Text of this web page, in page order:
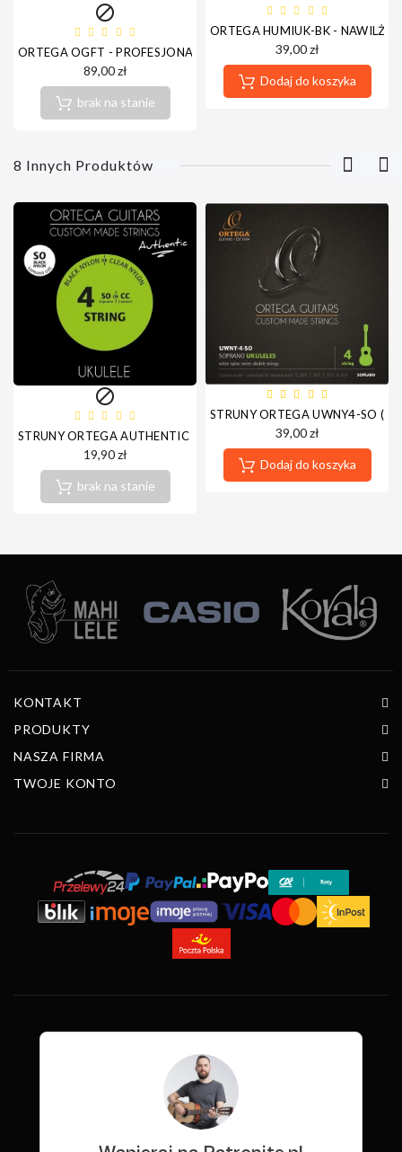

ORTEGA OGFT - PROFESJONALNY TAMBURYN NA STOPĘ
89,00 zł
brak na stanie
ORTEGA HUMIUK-BK -
39,00 zł
Dodaj do koszyka
8 Innych Produktów

STRUNY ORTEGA AUTHENTIC BLACK NYLON UKABK-SO (UKULELE
19,90 zł
brak na stanie
STRUNY ORTEGA UWNY4-SO
39,00 zł
Dodaj do koszyka
KONTAKT
PRODUKTY
NASZA FIRMA
TWOJE KONTO